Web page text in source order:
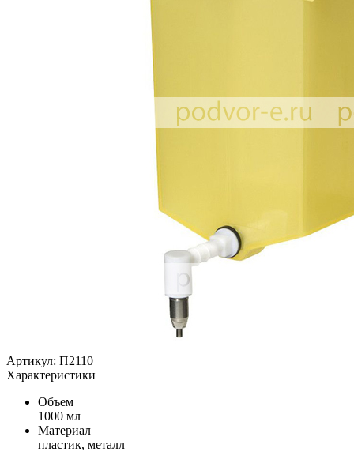
Артикул: П2110
Характеристики
Объем
1000 мл
Материал
пластик, металл